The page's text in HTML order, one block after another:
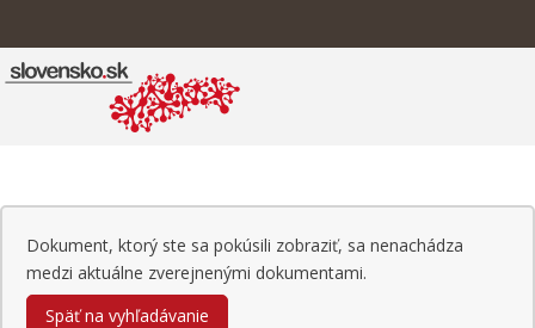
Dokument, ktorý ste sa pokúsili zobraziť, sa nenachádza
medzi aktuálne zverejnenými dokumentami.
Späť na vyhľadávanie